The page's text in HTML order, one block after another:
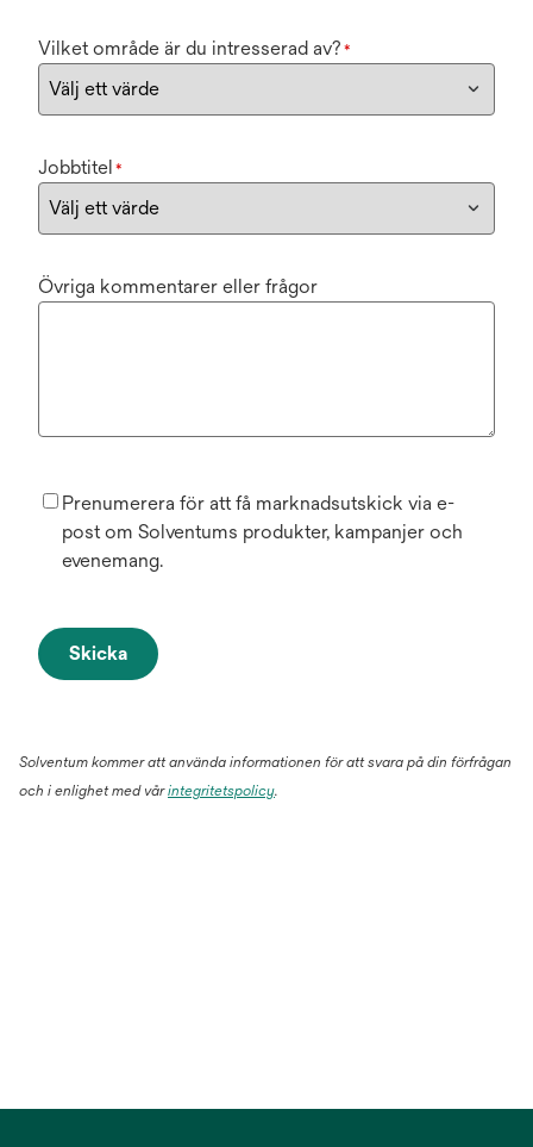
Vilket område är du intresserad av? *
Jobbtitel *
Övriga kommentarer eller frågor
Prenumerera för att få marknadsutskick via e-
post om Solventums produkter, kampanjer och
evenemang.
Skicka
Solventum kommer att använda informationen för att svara på din förfrågan
och i enlighet med vårintegritetspolicy.